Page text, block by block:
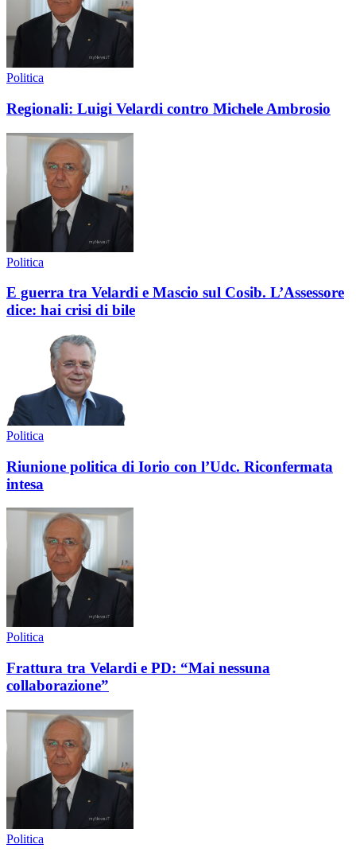
Politica
Regionali: Luigi Velardi contro Michele Ambrosio
Politica
E guerra tra Velardi e Mascio sul Cosib. L’Assessore
dice: hai crisi di bile
Politica
Riunione politica di Iorio con l’Udc. Riconfermata
intesa
Politica
Frattura tra Velardi e PD: “Mai nessuna
collaborazione”
Politica